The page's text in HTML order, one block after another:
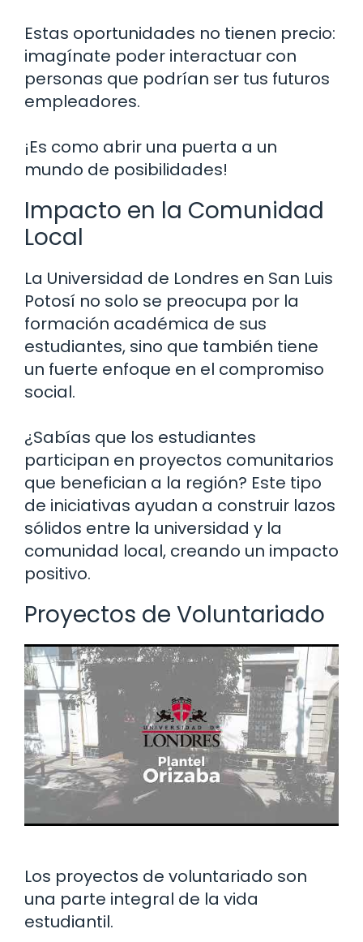
Estas oportunidades no tienen precio:
imagínate poder interactuar con
personas que podrían ser tus futuros
empleadores.
¡Es como abrir una puerta a un
mundo de posibilidades!
Impacto en la Comunidad
Local
La Universidad de Londres en San Luis
Potosí no solo se preocupa por la
formación académica de sus
estudiantes, sino que también tiene
un fuerte enfoque en el compromiso
social.
¿Sabías que los estudiantes
participan en proyectos comunitarios
que benefician a la región? Este tipo
de iniciativas ayudan a construir lazos
sólidos entre la universidad y la
comunidad local, creando un impacto
positivo.
Proyectos de Voluntariado
Los proyectos de voluntariado son
una parte integral de la vida
estudiantil.